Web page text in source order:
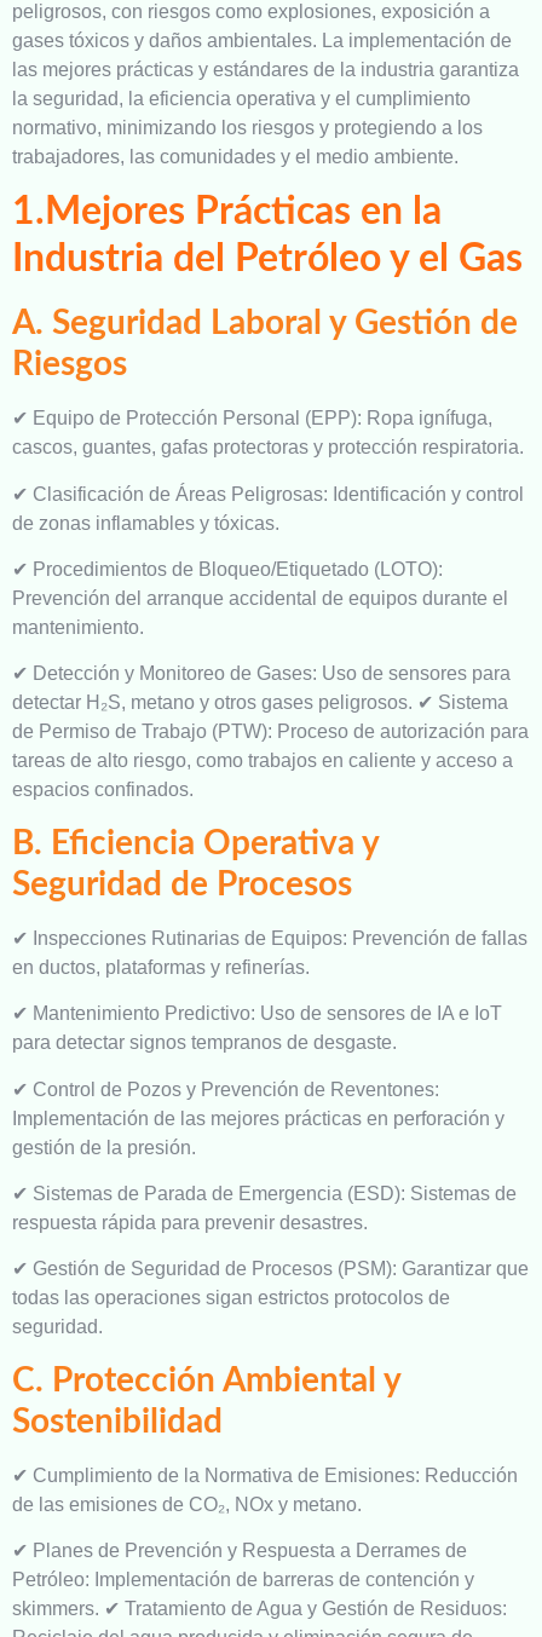
peligrosos, con riesgos como explosiones, exposición a
gases tóxicos y daños ambientales. La implementación de
las mejores prácticas y estándares de la industria garantiza
la seguridad, la eficiencia operativa y el cumplimiento
normativo, minimizando los riesgos y protegiendo a los
trabajadores, las comunidades y el medio ambiente.
1.Mejores Prácticas en la
Industria del Petróleo y el Gas
A. Seguridad Laboral y Gestión de
Riesgos
✔ Equipo de Protección Personal (EPP): Ropa ignífuga,
cascos, guantes, gafas protectoras y protección respiratoria.
✔ Clasificación de Áreas Peligrosas: Identificación y control
de zonas inflamables y tóxicas.
✔ Procedimientos de Bloqueo/Etiquetado (LOTO):
Prevención del arranque accidental de equipos durante el
mantenimiento.
✔ Detección y Monitoreo de Gases: Uso de sensores para
detectar H₂S, metano y otros gases peligrosos. ✔ Sistema
de Permiso de Trabajo (PTW): Proceso de autorización para
tareas de alto riesgo, como trabajos en caliente y acceso a
espacios confinados.
B. Eficiencia Operativa y
Seguridad de Procesos
✔ Inspecciones Rutinarias de Equipos: Prevención de fallas
en ductos, plataformas y refinerías.
✔ Mantenimiento Predictivo: Uso de sensores de IA e IoT
para detectar signos tempranos de desgaste.
✔ Control de Pozos y Prevención de Reventones:
Implementación de las mejores prácticas en perforación y
gestión de la presión.
✔ Sistemas de Parada de Emergencia (ESD): Sistemas de
respuesta rápida para prevenir desastres.
✔ Gestión de Seguridad de Procesos (PSM): Garantizar que
todas las operaciones sigan estrictos protocolos de
seguridad.
C. Protección Ambiental y
Sostenibilidad
✔ Cumplimiento de la Normativa de Emisiones: Reducción
de las emisiones de CO₂, NOx y metano.
✔ Planes de Prevención y Respuesta a Derrames de
Petróleo: Implementación de barreras de contención y
skimmers. ✔ Tratamiento de Agua y Gestión de Residuos: